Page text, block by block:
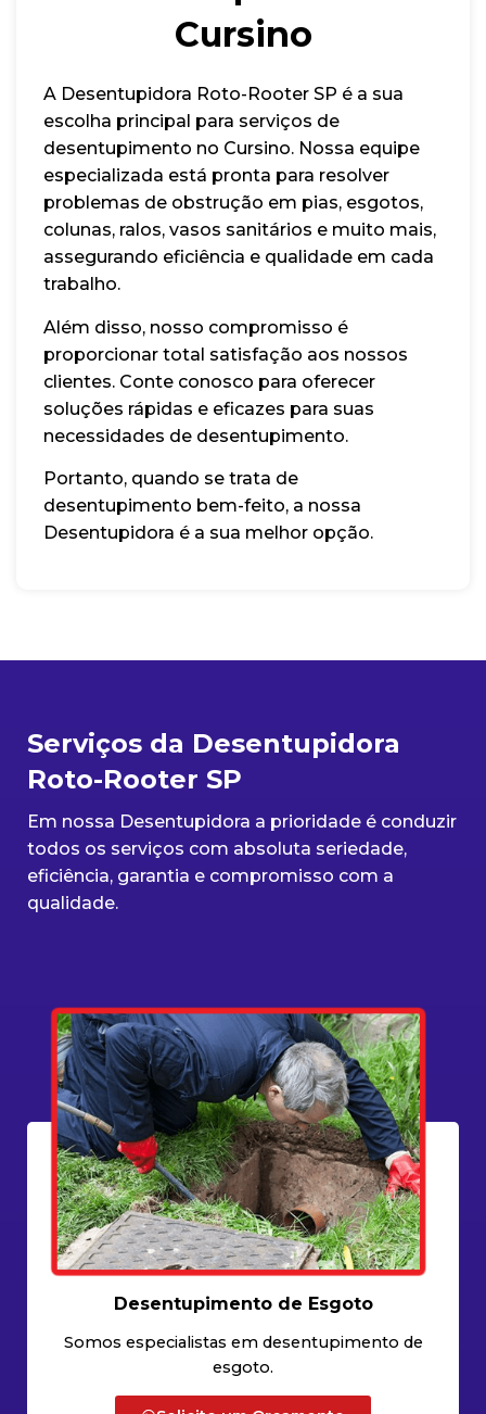
Cursino
A Desentupidora Roto-Rooter SP é a sua
escolha principal para serviços de
desentupimento no Cursino. Nossa equipe
especializada está pronta para resolver
problemas de obstrução em pias, esgotos,
colunas, ralos, vasos sanitários e muito mais,
assegurando eficiência e qualidade em cada
trabalho.
Além disso, nosso compromisso é
proporcionar total satisfação aos nossos
clientes. Conte conosco para oferecer
soluções rápidas e eficazes para suas
necessidades de desentupimento.
Portanto, quando se trata de
desentupimento bem-feito, a nossa
Desentupidora é a sua melhor opção.
Serviços da Desentupidora
Roto-Rooter SP
Em nossa Desentupidora a prioridade é conduzir
todos os serviços com absoluta seriedade,
eficiência, garantia e compromisso com a
qualidade.
Desentupimento de Esgoto
Somos especialistas em desentupimento de
esgoto.